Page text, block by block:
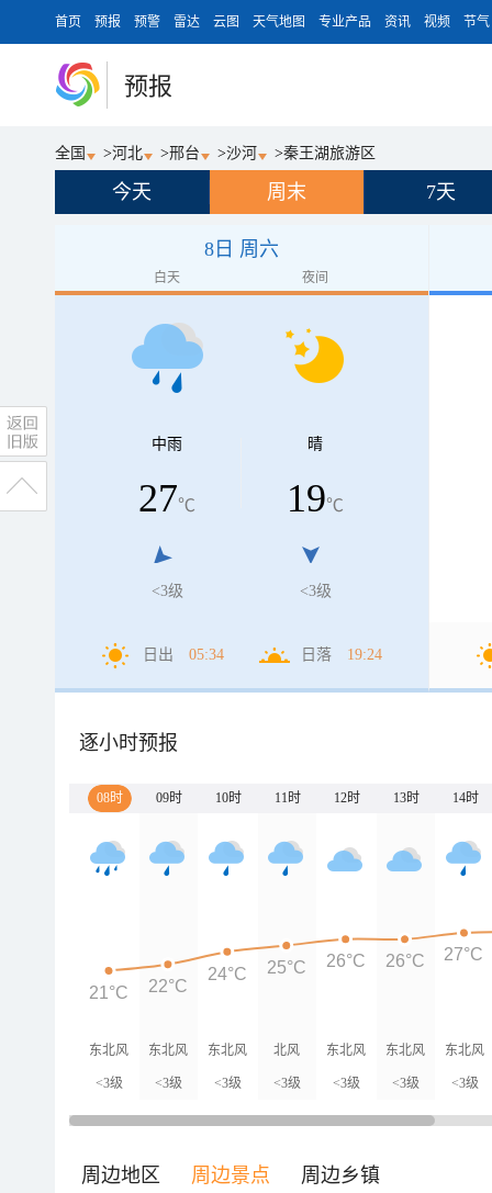
首页 预报 预警 雷达 云图 天气地图 专业产品 资讯 视频 节气
预报
全国 >河北 >邢台 >沙河 >秦王湖旅游区
今天 周末 7天
8日 周六
白天 夜间
中雨
27℃
<3级
晴
19℃
<3级
日出 05:34 日落 19:24
逐小时预报
08时 09时 10时 11时 12时 13时 14时
东北风
<3级
东北风
<3级
东北风
<3级
北风
<3级
东北风
<3级
东北风
<3级
东北风
<3级
21°C 22°C
24°C 25°C 26°C 26°C 27°C
周边地区 周边景点 周边乡镇